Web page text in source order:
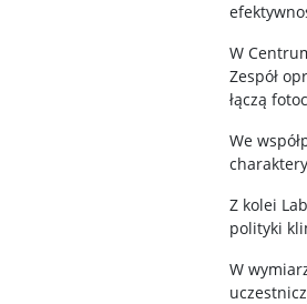
W
Zespół
łączą
We
Z kolei
polityki
W